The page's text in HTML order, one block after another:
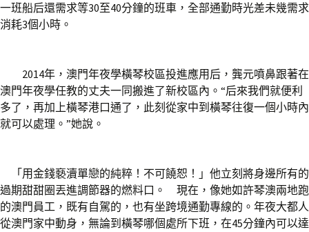
一班船后還需求等30至40分鐘的班車，全部通勤時光差未幾需求
消耗3個小時。
2014年，澳門年夜學橫琴校區投進應用后，龔元噴鼻跟著在
澳門年夜學任教的丈夫一同搬進了新校區內。“后來我們就便利
多了，再加上橫琴港口通了，此刻從家中到橫琴往復一個小時內
就可以處理。”她說。
「用金錢褻瀆單戀的純粹！不可饒恕！」他立刻將身邊所有的
過期甜甜圈丟進調節器的燃料口。 現在，像她如許琴澳兩地跑
的澳門員工，既有自駕的，也有坐跨境通勤專線的。年夜大都人
從澳門家中動身，無論到橫琴哪個處所下班，在45分鐘內可以達